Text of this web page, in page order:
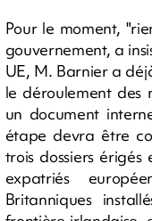
Pour le moment,
gouvernement, a
UE, M. Barnier a
le déroulement des
un document
étape devra être
trois dossiers
expatriés
Britanniques